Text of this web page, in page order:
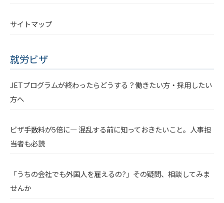
サイトマップ
就労ビザ
JETプログラムが終わったらどうする？働きたい方・採用したい
方へ
ビザ手数料が5倍に― 混乱する前に知っておきたいこと。人事担
当者も必読
「うちの会社でも外国人を雇えるの?」その疑問、相談してみま
せんか